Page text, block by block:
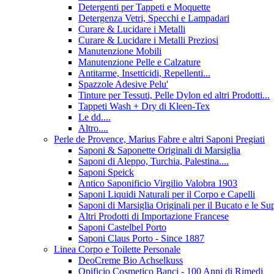
Detergenti per Tappeti e Moquette
Detergenza Vetri, Specchi e Lampadari
Curare & Lucidare i Metalli
Curare & Lucidare i Metalli Preziosi
Manutenzione Mobili
Manutenzione Pelle e Calzature
Antitarme, Insetticidi, Repellenti...
Spazzole Adesive Pelu'
Tinture per Tessuti, Pelle Dylon ed altri Prodotti...
Tappeti Wash + Dry di Kleen-Tex
Le dd....
Altro....
Perle de Provence, Marius Fabre e altri Saponi Pregiati
Saponi & Saponette Originali di Marsiglia
Saponi di Aleppo, Turchia, Palestina....
Saponi Speick
Antico Saponificio Virgilio Valobra 1903
Saponi Liquidi Naturali per il Corpo e Capelli
Saponi di Marsiglia Originali per il Bucato e le
Altri Prodotti di Importazione Francese
Saponi Castelbel Porto
Saponi Claus Porto - Since 1887
Linea Corpo e Toilette Personale
DeoCreme Bio Achselkuss
Opificio Cosmetico Banci - 100 Anni di Rimedi